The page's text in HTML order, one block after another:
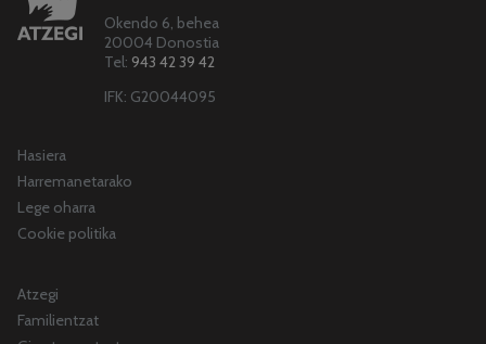
Okendo 6, behea
20004 Donostia
Tel: 943 42 39 42
IFK: G20044095
Hasiera
Harremanetarako
Lege oharra
Cookie politika
Atzegi
Familientzat